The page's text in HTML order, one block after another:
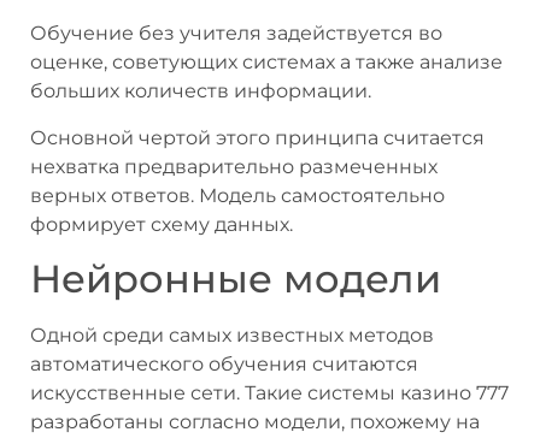
Обучение без учителя задействуется во
оценке, советующих системах а также анализе
больших количеств информации.
Основной чертой этого принципа считается
нехватка предварительно размеченных
верных ответов. Модель самостоятельно
формирует схему данных.
Нейронные модели
Одной среди самых известных методов
автоматического обучения считаются
искусственные сети. Такие системы казино 777
разработаны согласно модели, похожему на